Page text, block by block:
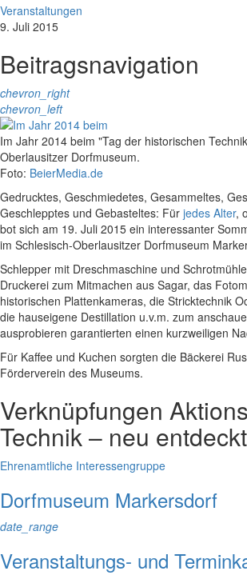
Veranstaltungen
9. Juli 2015
Beitragsnavigation
chevron_right
chevron_left
Im Jahr 2014 beim "Tag der historischen
Oberlausitzer Dorfmuseum.
Foto: BeierMedia.de
Gedrucktes, Geschmiedetes, Gesammeltes,
Geschlepptes und Gebasteltes: Für jedes Alter,
bot sich am 19. Juli 2015 ein interessanter
im Schlesisch-Oberlausitzer Dorfmuseum
Schlepper mit Dreschmaschine und
Druckerei zum Mitmachen aus Sagar, das
historischen Plattenkameras, die Stricktechnik
die hauseigene Destillation u.v.m. zum
ausprobieren garantierten einen kurzweiligen
Für Kaffee und Kuchen sorgten die Bäckerei
Förderverein des Museums.
Verknüpfungen
Technik – neu
Ehrenamtliche Interessengruppe
Dorfmuseum Markersdorf
date_range
Veranstaltungs- und